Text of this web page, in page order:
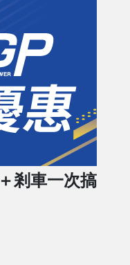
剎車一次搞